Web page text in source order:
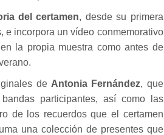
del certamen, desde su primera
e incorpora un vídeo conmemorativo
la propia muestra como antes de
de Antonia Fernández, que
participantes, así como las
de los recuerdos que el certamen
una colección de presentes que